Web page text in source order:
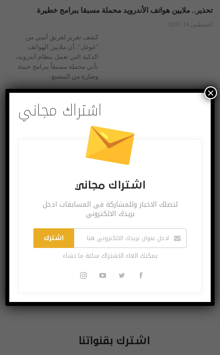
تحذير.. ملايين هواتف الأندرويد محملة مسبقا ببرامج خطيرة
أغسطس 14, 2019
كشف تقرير لفريق أمني من
"غوغل"، أن ملايين الهواتف
الذكية التي تعمل بنظام أندرويد،
تأتي محملة مسبقاً ببرامج خبيثة
وضارة من المصنع.
Followers
Subscribers
Instagram
Followers
اشترك بقنواتنا
اشتراك مجاني
اشتراك مجاني
لتصلك الاخبار وللمشاركة في المسابقات ادخل
بريدك الالكتروني
اشترك
يمكنك الغاء الاشتراك ساعة ما تشاء
×